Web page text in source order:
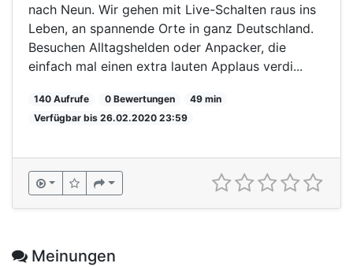
nach Neun. Wir gehen mit Live-Schalten raus ins
Leben, an spannende Orte in ganz Deutschland.
Besuchen Alltagshelden oder Anpacker, die
einfach mal einen extra lauten Applaus verdi...
140 Aufrufe 0 Bewertungen
49 min
Verfügbar bis 26.02.2020 23:59
Meinungen